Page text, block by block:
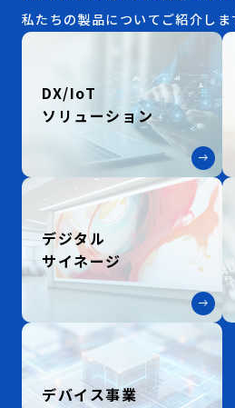
私たちの製品について ご紹介しま
DX/IoT
ソリューション
デジタル
サイネージ
デバイス事業